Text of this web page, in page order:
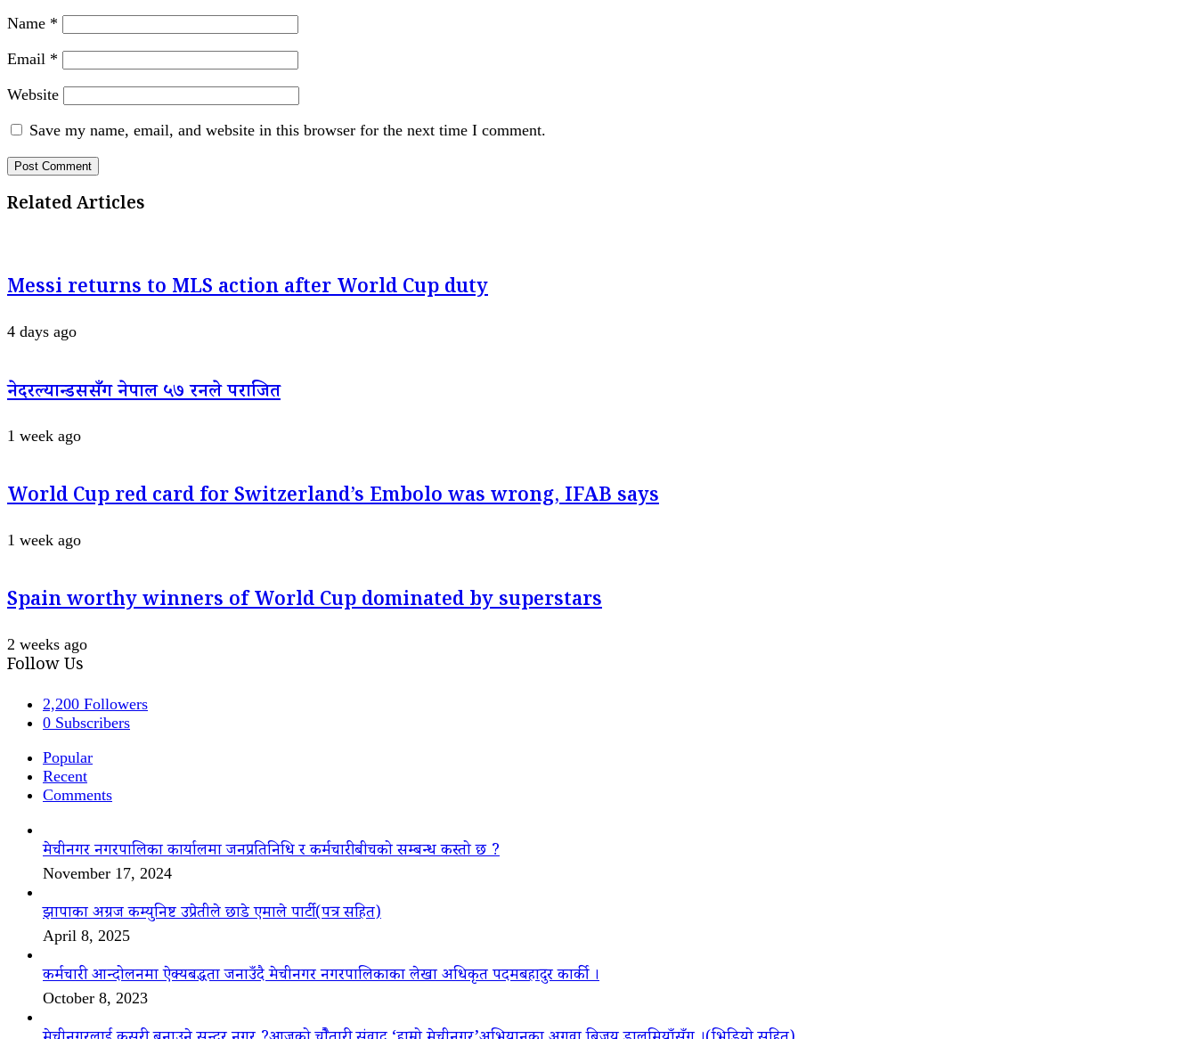
Name *
Email *
Website
Save my name, email, and website in this browser for the next time I comment.
Related Articles
Messi returns to MLS action after World Cup duty
4 days ago
नेदरल्यान्डससँग नेपाल ५७ रनले पराजित
1 week ago
World Cup red card for Switzerland’s Embolo was wrong, IFAB says
1 week ago
Spain worthy winners of World Cup dominated by superstars
2 weeks ago
Follow Us
2,200 Followers
0 Subscribers
Popular
Recent
Comments
मेचीनगर नगरपालिका कार्यालमा जनप्रतिनिधि र कर्मचारीबीचको सम्बन्ध कस्तो छ ?
November 17, 2024
झापाका अग्रज कम्युनिष्ट उप्रेतीले छाडे एमाले पार्टी(पत्र सहित)
April 8, 2025
कर्मचारी आन्दोलनमा ऐक्यबद्धता जनाउँदै मेचीनगर नगरपालिकाका लेखा अधिकृत पदमबहादुर कार्की ।
October 8, 2023